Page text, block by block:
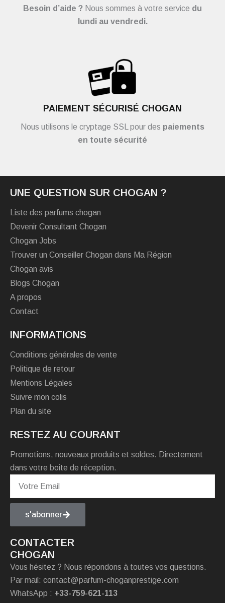
Besoin d’aide ? Nous sommes à votre service du
lundi au vendredi.
PAIEMENT SÉCURISÉ CHOGAN
Nous utilisons le cryptage SSL pour des paiements
en toute sécurité
UNE QUESTION SUR CHOGAN ?
Liste des parfums chogan
Devenir Consultant Chogan
Chogan Jobs
Trouver un Conseiller Chogan dans Ma Région
Chogan avis
Blogs Chogan
A propos
Contact
INFORMATIONS
Conditions générales de vente
Politique de retour
Mentions Légales
Suivre mon colis
Plan du site
RESTEZ AU COURANT
Promotions, nouveaux produits et soldes. Directement
dans votre boite de réception.
s'abonner
CONTACTER
CHOGAN
Vous hésitez ? Nous répondons à toutes vos questions.
Par mail: contact@parfum-choganprestige.com
WhatsApp : +33-759-621-113